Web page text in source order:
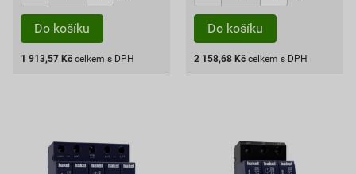
Do košíku
1 913,57 Kč celkem s DPH
Do košíku
2 158,68 Kč celkem s DPH